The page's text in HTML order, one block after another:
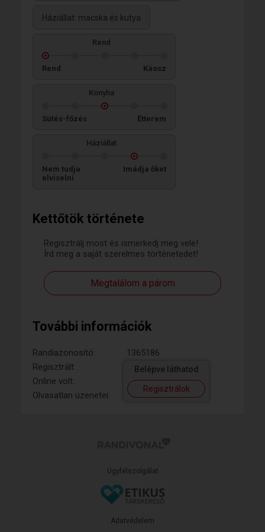
Kettőtök története
Regisztrálj most és ismerkedj meg vele!
Írd meg a saját szerelmes történetedet!
Megtalálom a párom
További információk
Randiazonosító:
1365186
Regisztrált:
Online volt:
Olvasatlan üzenetei:
Belépve láthatod
Regisztrálok
Háziállat: macska és kutya
Rend
Rend Káosz
Konyha
Sütés-főzés Étterem
Háziállat
Nem tudja
elviselni
Imádja őket
Ügyfélszolgálat
Adatvédelem